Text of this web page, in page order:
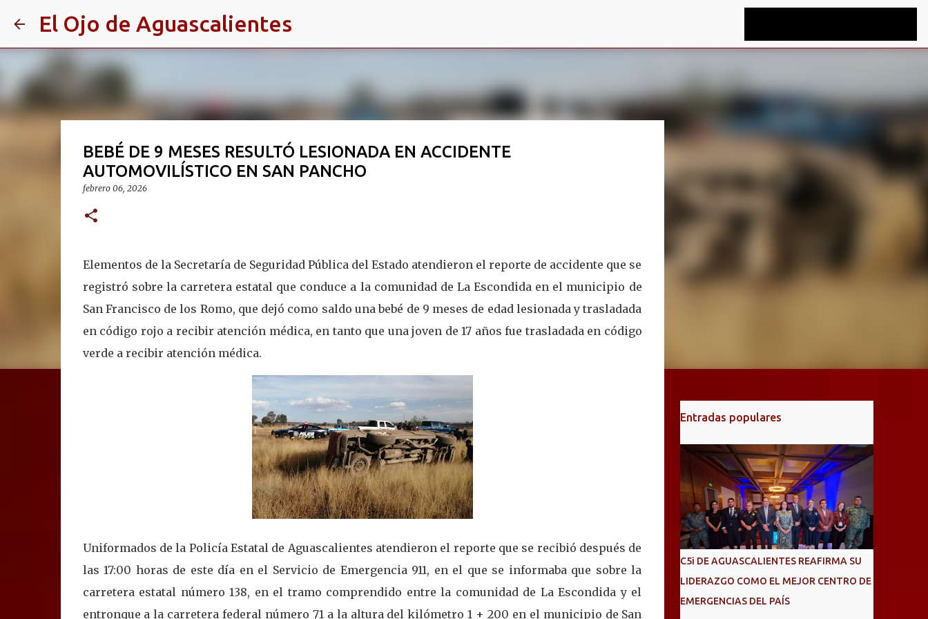
El Ojo de Aguascalientes
BEBÉ DE 9 MESES RESULTÓ LESIONADA EN ACCIDENTE
AUTOMOVILÍSTICO EN SAN PANCHO
febrero 06, 2026
Elementos de la Secretaría de Seguridad Pública del Estado atendieron el reporte de accidente que se
registró sobre la carretera estatal que conduce a la comunidad de La Escondida en el municipio de
San Francisco de los Romo, que dejó como saldo una bebé de 9 meses de edad lesionada y trasladada
en código rojo a recibir atención médica, en tanto que una joven de 17 años fue trasladada en código
verde a recibir atención médica.
Uniformados de la Policía Estatal de Aguascalientes atendieron el reporte que se recibió después de
las 17:00 horas de este día en el Servicio de Emergencia 911, en el que se informaba que sobre la
carretera estatal número 138, en el tramo comprendido entre la comunidad de La Escondida y el
entronque a la carretera federal número 71 a la altura del kilómetro 1 + 200 en el municipio de San
Entradas populares
C5i DE AGUASCALIENTES REAFIRMA SU
LIDERAZGO COMO EL MEJOR CENTRO DE
EMERGENCIAS DEL PAÍS